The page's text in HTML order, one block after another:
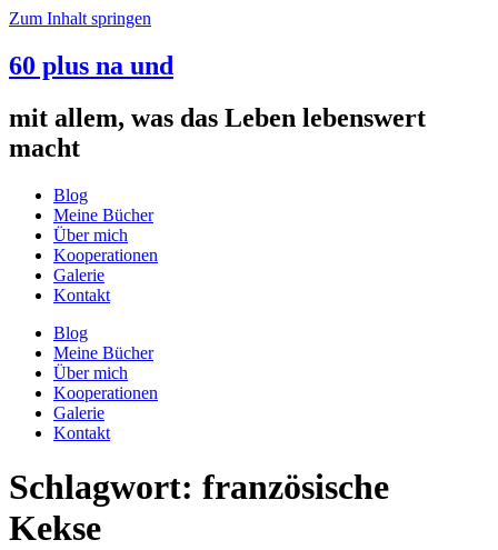
Zum Inhalt springen
60 plus na und
mit allem, was das Leben lebenswert
macht
Blog
Meine Bücher
Über mich
Kooperationen
Galerie
Kontakt
Blog
Meine Bücher
Über mich
Kooperationen
Galerie
Kontakt
Schlagwort: französische
Kekse